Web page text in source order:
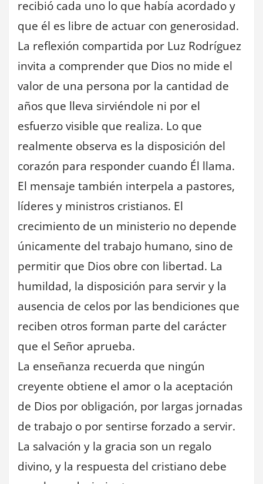
recibió cada uno lo que había acordado y
que él es libre de actuar con generosidad.
La reflexión compartida por Luz Rodríguez
invita a comprender que Dios no mide el
valor de una persona por la cantidad de
años que lleva sirviéndole ni por el
esfuerzo visible que realiza. Lo que
realmente observa es la disposición del
corazón para responder cuando Él llama.
El mensaje también interpela a pastores,
líderes y ministros cristianos. El
crecimiento de un ministerio no depende
únicamente del trabajo humano, sino de
permitir que Dios obre con libertad. La
humildad, la disposición para servir y la
ausencia de celos por las bendiciones que
reciben otros forman parte del carácter
que el Señor aprueba.
La enseñanza recuerda que ningún
creyente obtiene el amor o la aceptación
de Dios por obligación, por largas jornadas
de trabajo o por sentirse forzado a servir.
La salvación y la gracia son un regalo
divino, y la respuesta del cristiano debe